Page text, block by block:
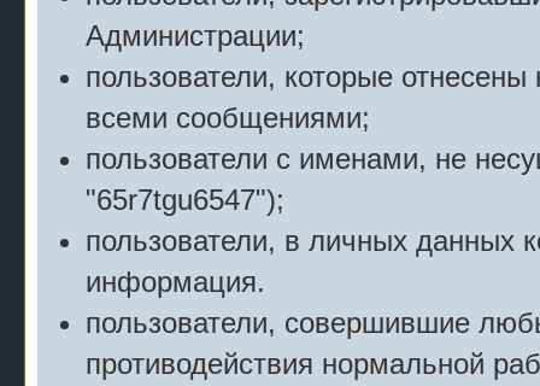
Администрации;
пользователи, которые
всеми сообщениями;
пользователи с именами, не
"65r7tgu6547");
пользователи, в личных данных
информация.
пользователи, совершившие
противодействия нормальной